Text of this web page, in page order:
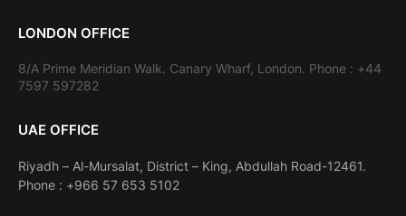
LONDON OFFICE
8/A Prime Meridian Walk. Canary Wharf, London. Phone : +44
7597 597282
UAE OFFICE
Riyadh – Al-Mursalat, District – King, Abdullah Road-12461.
Phone : +966 57 653 5102